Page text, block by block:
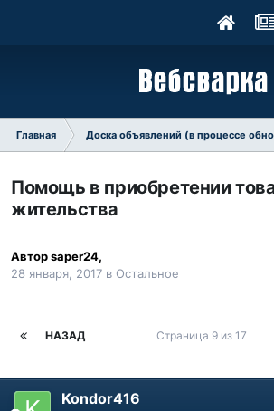
Главная Доска объявлений (в процессе
Помощь в приобретении
жительства
Авторsaper24,
28 января, 2017 в Остальное
НАЗАД Страница 9 из 17
Kondor416